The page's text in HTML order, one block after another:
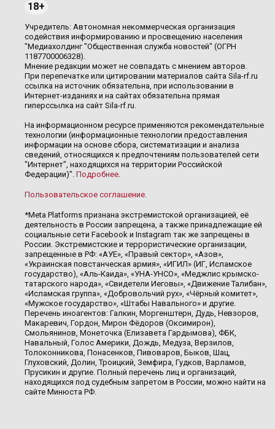
18+
Учредитель: Автономная некоммерческая организация
содействия информированию и просвещению населения
"Медиахолдинг "Общественная служба новостей" (ОГРН
1187700006328).
Мнение редакции может не совпадать с мнением авторов.
При перепечатке или цитировании материалов сайта Sila-rf.ru
ссылка на источник обязательна, при использовании в
Интернет-изданиях и на сайтах обязательна прямая
гиперссылка на сайт Sila-rf.ru.
На информационном ресурсе применяются рекомендательные
технологии (информационные технологии предоставления
информации на основе сбора, систематизации и анализа
сведений, относящихся к предпочтениям пользователей сети
"Интернет", находящихся на территории Российской
Федерации)". Подробнее.
Пользовательское соглашение.
*Meta Platforms признана экстремистской организацией, её
деятельность в России запрещена, а также принадлежащие ей
социальные сети Facebook и Instagram так же запрещены в
России. Экстремистские и террористические организации,
запрещенные в РФ: «АУЕ», «Правый сектор», «Азов»,
«Украинская повстанческая армия», «ИГИЛ» (ИГ, Исламское
государство), «Аль-Каида», «УНА-УНСО», «Меджлис крымско-
татарского народа», «Свидетели Иеговы», «Движение Талибан»,
«Исламская группа», «Добровольчий рух», «Чёрный комитет»,
«Мужское государство», «Штабы Навального» и другие.
Перечень иноагентов: Галкин, Моргенштерн, Дудь, Невзоров,
Макаревич, Гордон, Мирон Фёдоров (Оксимирон),
Смольянинов, Монеточка (Елизавета Гардымова), ФБК,
Навальный, Голос Америки, Дождь, Медуза, Верзилов,
Толоконникова, Понасенков, Пивоваров, Быков, Шац,
Глуховский, Долин, Троицкий, Земфира, Гудков, Варламов,
Прусикин и другие. Полный перечень лиц и организаций,
находящихся под судебным запретом в России, можно найти на
сайте Минюста РФ.